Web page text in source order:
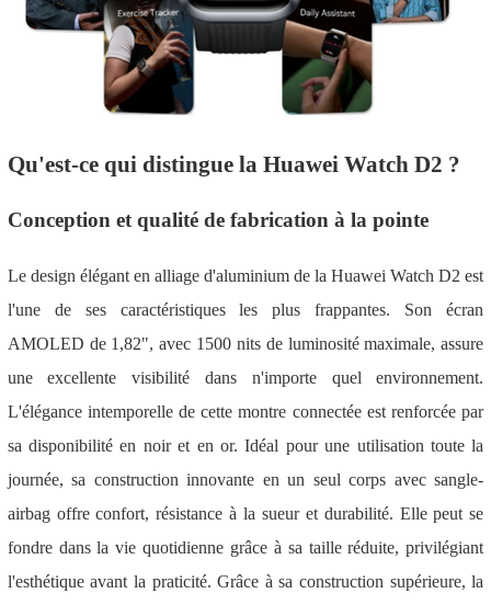
Qu'est-ce qui distingue la Huawei Watch D2 ?
Conception et qualité de fabrication à la pointe
Le design élégant en alliage d'aluminium de la Huawei Watch D2 est
l'une de ses caractéristiques les plus frappantes. Son écran
AMOLED de 1,82", avec 1500 nits de luminosité maximale, assure
une excellente visibilité dans n'importe quel environnement.
L'élégance intemporelle de cette montre connectée est renforcée par
sa disponibilité en noir et en or. Idéal pour une utilisation toute la
journée, sa construction innovante en un seul corps avec sangle-
airbag offre confort, résistance à la sueur et durabilité. Elle peut se
fondre dans la vie quotidienne grâce à sa taille réduite, privilégiant
l'esthétique avant la praticité. Grâce à sa construction supérieure, la